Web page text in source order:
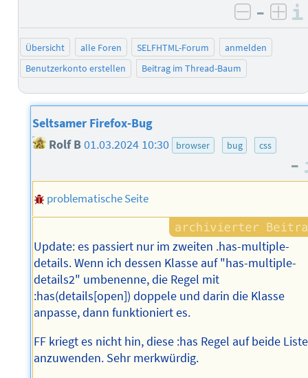
negativ
–
Übersicht alle Foren SELFHTML-Forum
anmelden
Benutzerkonto erstellen
Beitrag im Thread-Baum
Seltsamer Firefox-Bug
Rolf B01.03.2024 10:30 browser bug css
–
problematische Seite
Update: es passiert nur im zweiten .has-multiple-
details. Wenn ich dessen Klasse auf "has-multiple-
details2" umbenenne, die Regel mit
:has(details[open]) doppele und darin die Klasse
anpasse, dann funktioniert es.
FF kriegt es nicht hin, diese :has Regel auf beide
anzuwenden. Sehr merkwürdig.